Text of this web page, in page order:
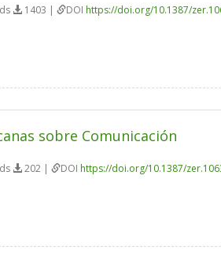
1403 | DOI https://doi.org/10.1387/
sobre Comunicación
202 | DOI https://doi.org/10.1387/